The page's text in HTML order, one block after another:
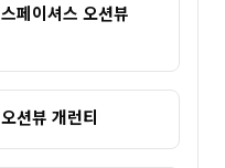
스페이셔스 오션뷰
오션뷰 개런티